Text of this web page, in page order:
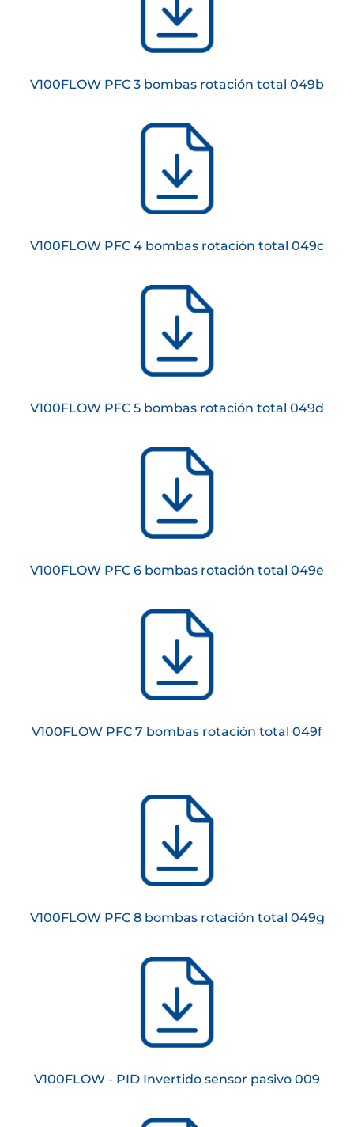
V100FLOW PFC 3 bombas rotación total 049b
V100FLOW PFC 4 bombas rotación total 049c
V100FLOW PFC 5 bombas rotación total 049d
V100FLOW PFC 6 bombas rotación total 049e
V100FLOW PFC 7 bombas rotación total 049f
V100FLOW PFC 8 bombas rotación total 049g
V100FLOW - PID Invertido sensor pasivo 009